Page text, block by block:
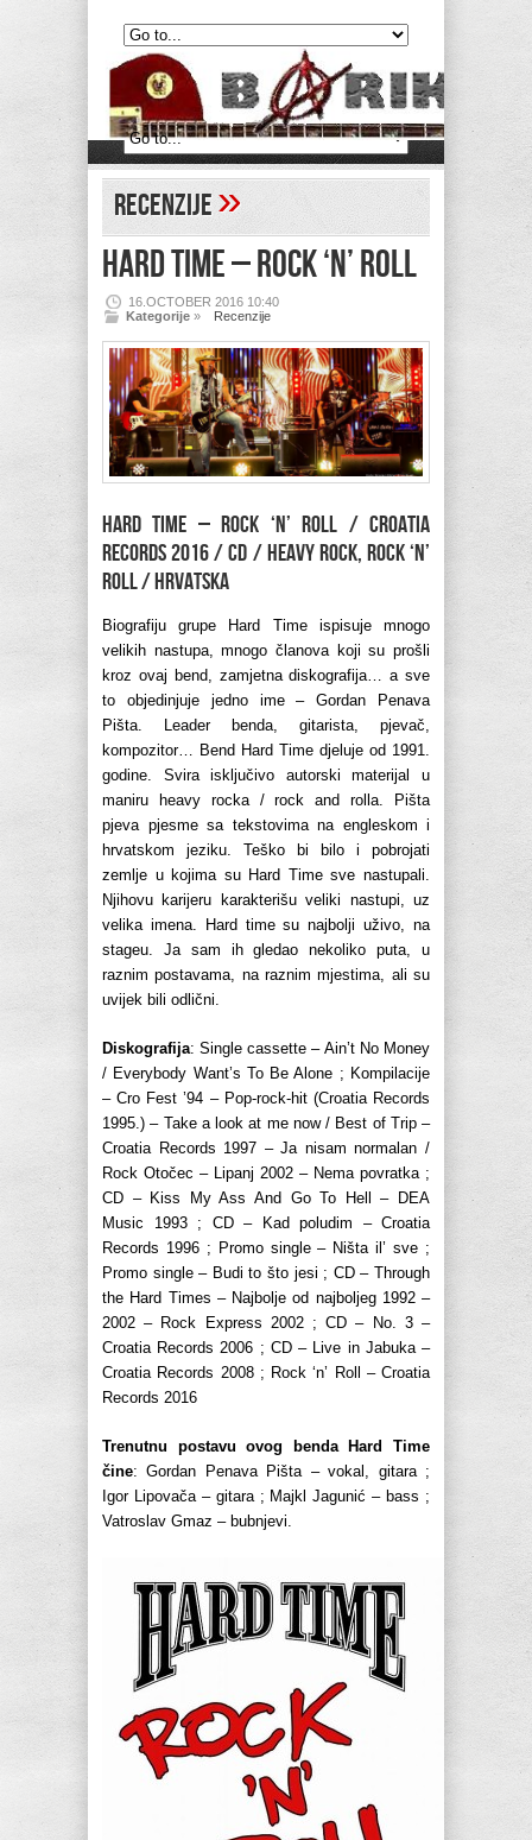
Recenzije»
HARD TIME – Rock ‘n’ Roll
16.OCTOBER 2016 10:40
Kategorije » Recenzije
HARD TIME – Rock ‘n’ Roll / Croatia
Records 2016 / CD / heavy rock, rock ‘n’
roll / Hrvatska
Biografiju grupe Hard Time ispisuje mnogo
velikih nastupa, mnogo članova koji su prošli
kroz ovaj bend, zamjetna diskografija… a sve
to objedinjuje jedno ime – Gordan Penava
Pišta. Leader benda, gitarista, pjevač,
kompozitor… Bend Hard Time djeluje od 1991.
godine. Svira isključivo autorski materijal u
maniru heavy rocka / rock and rolla. Pišta
pjeva pjesme sa tekstovima na engleskom i
hrvatskom jeziku. Teško bi bilo i pobrojati
zemlje u kojima su Hard Time sve nastupali.
Njihovu karijeru karakterišu veliki nastupi, uz
velika imena. Hard time su najbolji uživo, na
stageu. Ja sam ih gledao nekoliko puta, u
raznim postavama, na raznim mjestima, ali su
uvijek bili odlični.
Diskografija: Single cassette – Ain’t No Money
/ Everybody Want’s To Be Alone ; Kompilacije
– Cro Fest ’94 – Pop-rock-hit (Croatia Records
1995.) – Take a look at me now / Best of Trip –
Croatia Records 1997 – Ja nisam normalan /
Rock Otočec – Lipanj 2002 – Nema povratka ;
CD – Kiss My Ass And Go To Hell – DEA
Music 1993 ; CD – Kad poludim – Croatia
Records 1996 ; Promo single – Ništa il’ sve ;
Promo single – Budi to što jesi ; CD – Through
the Hard Times – Najbolje od najboljeg 1992 –
2002 – Rock Express 2002 ; CD – No. 3 –
Croatia Records 2006 ; CD – Live in Jabuka –
Croatia Records 2008 ; Rock ‘n’ Roll – Croatia
Records 2016
Trenutnu postavu ovog benda Hard Time
čine: Gordan Penava Pišta – vokal, gitara ;
Igor Lipovača – gitara ; Majkl Jagunić – bass ;
Vatroslav Gmaz – bubnjevi.